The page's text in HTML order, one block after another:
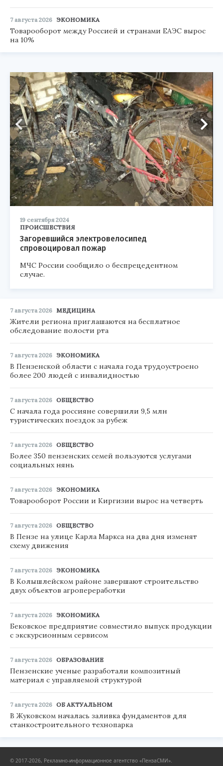
7 августа 2026 ЭКОНОМИКА
Товарооборот между Россией и странами ЕАЭС вырос
на 10%
19 сентября 2024
ПРОИСШЕСТВИЯ
Загоревшийся электровелосипед
спровоцировал пожар
МЧС России сообщило о беспрецедентном
случае.
7 августа 2026 МЕДИЦИНА
Жители региона приглашаются на бесплатное
обследование полости рта
7 августа 2026 ЭКОНОМИКА
В Пензенской области с начала года трудоустроено
более 200 людей с инвалидностью
7 августа 2026 ОБЩЕСТВО
С начала года россияне совершили 9,5 млн
туристических поездок за рубеж
7 августа 2026 ОБЩЕСТВО
Более 350 пензенских семей пользуются услугами
социальных нянь
7 августа 2026 ЭКОНОМИКА
Товарооборот России и Киргизии вырос на четверть
7 августа 2026 ОБЩЕСТВО
В Пензе на улице Карла Маркса на два дня изменят
схему движения
7 августа 2026 ЭКОНОМИКА
В Колышлейском районе завершают строительство
двух объектов агропереработки
7 августа 2026 ЭКОНОМИКА
Бековское предприятие совместило выпуск продукции
с экскурсионным сервисом
7 августа 2026 ОБРАЗОВАНИЕ
Пензенские ученые разработали композитный
материал с управляемой структурой
7 августа 2026 ОБ АКТУАЛЬНОМ
В Жуковском началась заливка фундаментов для
станкостроительного технопарка
© 2017-2026, Рекламно-информационное агентство «ПензаСМИ».